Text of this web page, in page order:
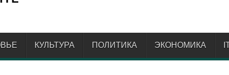
КУЛЬТУРА ПОЛИТИКА ЭКОНОМИКА